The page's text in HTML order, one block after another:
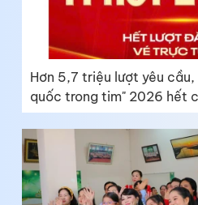
Hơn 5,7 triệu lượt yêu
quốc trong tim" 2026 hết